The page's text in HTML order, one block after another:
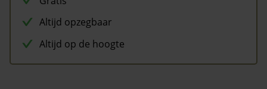
Altijd opzegbaar
Altijd op de hoogte